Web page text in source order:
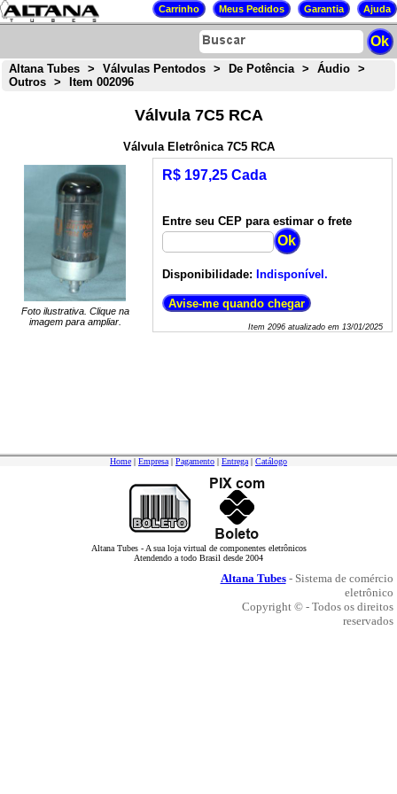
Altana Tubes > Válvulas Pentodos > De Potência > Áudio
>
Outros
> Item 002096
Válvula 7C5 RCA
Válvula Eletrônica 7C5 RCA
Foto ilustrativa. Clique na
imagem para ampliar.
R$ 197,25 Cada
Entre seu CEP para estimar o frete
Disponibilidade: Indisponível.
Item 2096atualizado em 13/01/2025
Home | Empresa | Pagamento | Entrega | Catálogo
Altana Tubes - A sua loja virtual de componentes eletrônicos
Atendendo a todo Brasil desde 2004
Altana Tubes- Sistema de comércio
eletrônico
Copyright © - Todos os direitos
reservados